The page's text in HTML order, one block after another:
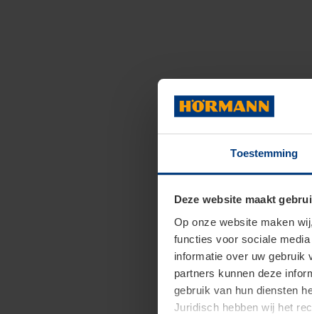
Toestemming
Deze website maakt
Op onze website maken wij,
functies voor sociale
informatie over uw gebruik
partners kunnen deze
gebruik van hun diensten
Juridisch hebben wij het